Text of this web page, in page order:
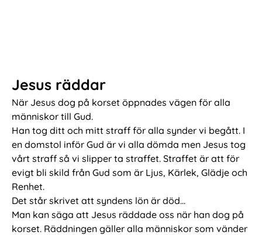
Jesus räddar
När Jesus dog på korset öppnades vägen för alla
människor till Gud.
Han tog ditt och mitt straff för alla synder vi begått. I
en domstol inför Gud är vi alla dömda men Jesus tog
vårt straff så vi slipper ta straffet. Straffet är att för
evigt bli skild från Gud som är Ljus, Kärlek, Glädje och
Renhet.
Det står skrivet att syndens lön är död…
Man kan säga att Jesus räddade oss när han dog på
korset. Räddningen gäller alla människor som vänder